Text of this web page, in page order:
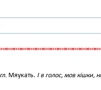
гл. Мяукать. І в голос, мов кішки,